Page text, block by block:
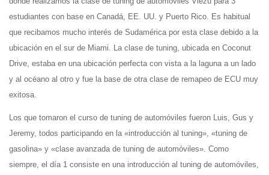
estudiantes con base en Canadá, EE. UU. y Puerto Rico. Es habitual
que recibamos mucho interés de Sudamérica por esta clase debido a la
ubicación en el sur de Miami. La clase de tuning, ubicada en Coconut
Drive, estaba en una ubicación perfecta con vista a la laguna a un lado
y al océano al otro y fue la base de otra clase de remapeo de ECU muy
exitosa.
Los que tomaron el curso de tuning de automóviles fueron Luis, Gus y
Jeremy, todos participando en la «introducción al tuning», «tuning de
gasolina» y «clase avanzada de tuning de automóviles». Como
siempre, el día 1 consiste en una introducción al tuning de automóviles,